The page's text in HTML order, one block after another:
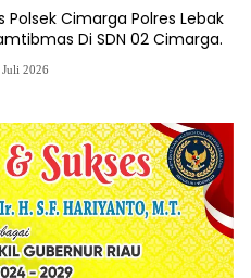
Polsek Cimarga Polres Lebak
Di SDN 02 Cimarga.
2026